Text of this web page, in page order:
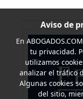
Aviso de
En
tu privacidad.
utilizamos
analizar el tráfico
Algunas cookies
del sitio,